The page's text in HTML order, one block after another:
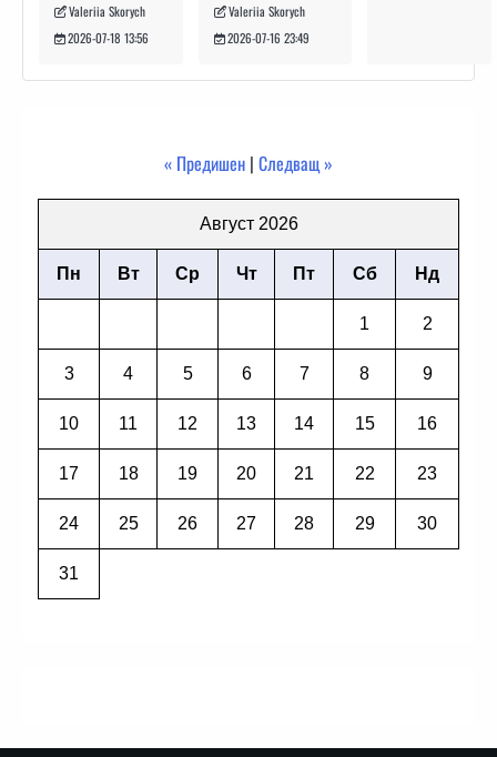
Valeriia Skorych
2026-07-18 13:56
Valeriia Skorych
2026-07-16 23:49
« Предишен | Следващ »
Август 2026
Пн Вт Ср Чт Пт Сб Нд
1 2
3 4 5 6 7 8 9
10 11 12 13 14 15 16
17 18 19 20 21 22 23
24 25 26 27 28 29 30
31